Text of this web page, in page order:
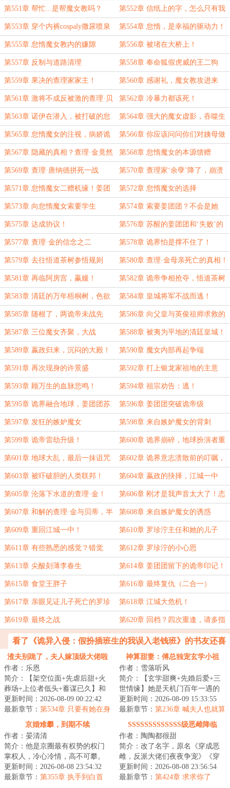
惊！
第551章 帮忙...是帮魔女教吗？ 第552章 信纸上的字，怎么只有我
能看到？
第553章 穿个内裤cospaly撒尿喷泉
呢？
第554章 怠惰，是幸福的驱动力！
第555章 怠惰魔女教内的嫌隙 第556章 被堵在大桥上！
第557章 反制与道路清理 第558章 奉命狐假虎威的王二狗
第559章 果决的查理家家主！ 第560章 感谢礼，魔女教攻进来
了！
第561章 激将不成反被激的查理·贝
蒂
第562章 冷暴力都该死！
第563章 诺伊在潜入，被打破的怠
惰天穹
第564章 强大的魔女虚影，吞噬生
命力的怠惰领域！
第565章 怠惰魔女的注视，病娇诡
王
第566章 你应该问问你们对姨母做
了什么
第567章 隐藏的真相？查理·金竟然
是杀死母亲的真凶
第568章 怠惰魔女的本源馈赠
第569章 查理·唐纳德拼死一战 第570章 查理家‘余孽’降了，崩溃
的查理·金
第571章 怠惰魔女二赠机缘！姜团
团赢麻了
第572章 怠惰魔女的选择
第573章 向怠惰魔女索要学生 第574章 索要姜团团？不会是她
吧？
第575章 达成协议！ 第576章 苏醒的姜团团和‘失败’的
查理·金？
第577章 查理·金的信念之二 第578章 诡界怕是撑不住了！
第579章 去往悟道茶树参悟规则 第580章 查理·金母亲死亡的真相！
第581章 再临阿房宫，赢嫚！ 第582章 诡帝争相抢夺，悟道茶树
下
第583章 清廷的万年梧桐树，色欲
魔女
第584章 皇城将军不战而逃！
第585章 随根了，两诡帝未战先
逃，
第586章 向父皇与英俊祖师求救的
赢嫚
第587章 三位魔女齐聚，大战 第588章 被夷为平地的清廷皇城！
第589章 嬴政归来，沉闷的大殿！ 第590章 魔女内部再起争端
第591章 再次现身的许景盛 第592章 打上银龙家祖地的主意
第593章 顾万生的血脉悲鸣！ 第594章 祖宗劝告：逃！
第595章 诡界融合地球，姜团团苏
醒
第596章 姜团团突破诡帝级
第597章 发狂的嫉妒魔女 第598章 来自嫉妒魔女的背刺
第599章 诡帝雷劫升级！ 第600章 诡界崩碎，地球扮演者重
返地球
第601章 地球大乱，最后一抹诅咒
之力
第602章 诡界意志溃散前的叮嘱，
来自地球意志的欢迎
第603章 被吓破胆的人类联邦！ 第604章 嬴政的抉择，江城一中
第605章 沦落下水道的查理·金！ 第606章 刚才是我声音太大了！态
度翻转
第607章 和解的查理·金与贝蒂，半
路杀出的嫉妒魔女
第608章 来自嫉妒魔女的诱惑
第609章 重回江城一中！ 第610章 罗珍泞主任和她的儿子
第611章 有些熟悉的感觉？错觉 第612章 罗珍泞的小心思
第613章 尖酸刻薄李春生 第614章 姜团团留下的诡帝印记！
第615章 食堂王胖子 第616章 最终复仇（二合一）
第617章 亲眼见证儿子死亡的罗珍
泞！心脉受损
第618章 江城大危机！
第619章 最终之战 第620章 回档？四次重逢，请多指
教
看了《诡异入侵：假扮插班生的我误入老钱班》的书友还喜
欢看
渣夫别跪了，夫人嫁顶级大佬啦
作者：乐恩
简介：【架空位面+先虐后甜+火
葬场+上位者低头+蓄谋已久】和
周聿川结婚的第三年，温颂终于
知道了他的心上...
更新时间：2026-08-09 00:22:42
最新章节： 第534章 只要有她在身
神算甜妻：傅总独宠玄学小祖
宗！
作者：雪落听风
简介：【玄学甜爽+先婚后爱+三
世情缘】她是天机门百年一遇的
玄学小天才，天生玄瞳能断阴
阳，却命劫缠身，...
更新时间：2026-08-09 15:33:55
最新章节： 第236章 喊夫人也就算
京婚难攀，到期不续
作者：晏清清
简介：他是京圈最有权势的权门
掌权人，冷心冷情，高不可攀。
&lt;br/&gt;她是清冷貌美的小医
生，爹不疼，...
更新时间：2026-08-08 23:54:32
最新章节： 第355章 执手到白首
SSSSSSSSSSSSS级恶雌降临
作者：陶陶都很甜
简介：改了名字，原名《穿成恶
雌，反派大佬们夜夜争宠》《穿
越兽世：恶雌降临，兽夫超宠
的》&lt;br/&gt;...
更新时间：2026-08-08 23:56:54
最新章节： 第424章 求求你了